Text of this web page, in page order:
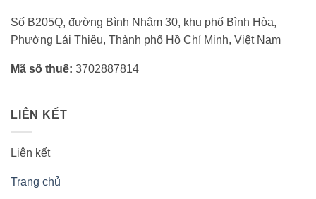
Số B205Q, đường Bình Nhâm 30, khu phố Bình Hòa,
Phường Lái Thiêu, Thành phố Hồ Chí Minh, Việt Nam
Mã số thuế: 3702887814
LIÊN KẾT
Liên kết
Trang chủ